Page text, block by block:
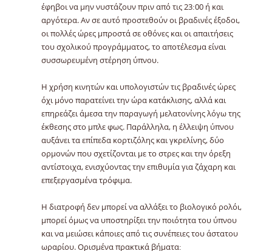
έφηβοι να μην νυστάζουν πριν από τις 23:00 ή και
αργότερα. Αν σε αυτό προστεθούν οι βραδινές έξοδοι,
οι πολλές ώρες μπροστά σε οθόνες και οι απαιτήσεις
του σχολικού προγράμματος, το αποτέλεσμα είναι
συσσωρευμένη στέρηση ύπνου.
Η χρήση κινητών και υπολογιστών τις βραδινές ώρες
όχι μόνο παρατείνει την ώρα κατάκλισης, αλλά και
επηρεάζει άμεσα την παραγωγή μελατονίνης λόγω της
έκθεσης στο μπλε φως. Παράλληλα, η έλλειψη ύπνου
αυξάνει τα επίπεδα κορτιζόλης και γκρελίνης, δύο
ορμονών που σχετίζονται με το στρες και την όρεξη
αντίστοιχα, ενισχύοντας την επιθυμία για ζάχαρη και
επεξεργασμένα τρόφιμα.
Η διατροφή δεν μπορεί να αλλάξει το βιολογικό ρολόι,
μπορεί όμως να υποστηρίξει την ποιότητα του ύπνου
και να μειώσει κάποιες από τις συνέπειες του άστατου
ωραρίου. Ορισμένα πρακτικά βήματα: